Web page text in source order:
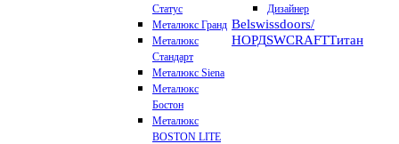
Статус
Металюкс Гранд
Металюкс
Стандарт
Металюкс Siena
Металюкс
Бостон
Металюкс
BOSTON LITE
Дизайнер
Belswissdoors/
НОРДSWCRAFTТитан